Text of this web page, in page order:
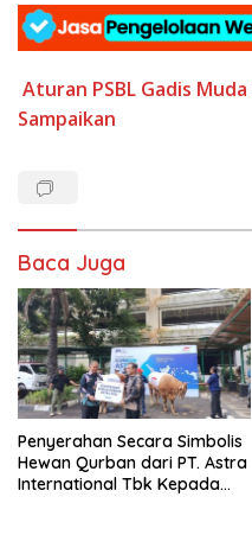
Aturan PSBL Gadis Muda
Sampaikan
Baca Juga
Penyerahan Secara Simbolis
Hewan Qurban dari PT. Astra
International Tbk Kepada